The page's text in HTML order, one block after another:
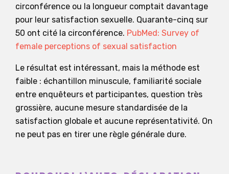
circonférence ou la longueur comptait davantage
pour leur satisfaction sexuelle. Quarante-cinq sur
50 ont cité la circonférence. PubMed: Survey of
female perceptions of sexual satisfaction
Le résultat est intéressant, mais la méthode est
faible : échantillon minuscule, familiarité sociale
entre enquêteurs et participantes, question très
grossière, aucune mesure standardisée de la
satisfaction globale et aucune représentativité. On
ne peut pas en tirer une règle générale dure.